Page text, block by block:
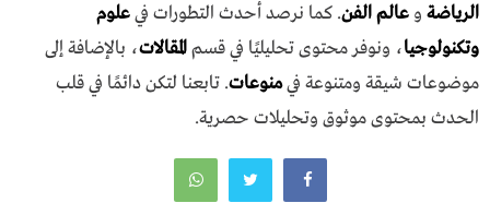
الرياضة و عالم الفن. كما نرصد أحدث التطورات فيعلوم
وتكنولوجيا، ونوفر محتوى تحليليًا في قسمالمقالات، بالإضافة إلى
موضوعات شيقة ومتنوعة فيمنوعات. تابعنا لتكن دائمًا في قلب
الحدث بمحتوى موثوق وتحليلات حصرية.